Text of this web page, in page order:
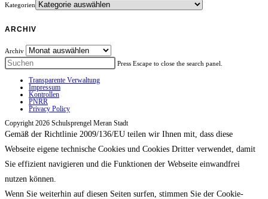
Kategorien
ARCHIV
Archiv
Press Escape to close the search panel.
Transparente Verwaltung
Impressum
Kontrollen
PNRR
Privacy Policy
Copyright 2026 Schulsprengel Meran Stadt
Gemäß der Richtlinie 2009/136/EU teilen wir Ihnen mit, dass diese
Webseite eigene technische Cookies und Cookies Dritter verwendet, damit
Sie effizient navigieren und die Funktionen der Webseite einwandfrei
nutzen können.
Wenn Sie weiterhin auf diesen Seiten surfen, stimmen Sie der Cookie-